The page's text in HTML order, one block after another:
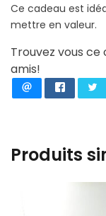
Ce cadeau est
mettre en valeur.
Trouvez vous
amis!
Produits